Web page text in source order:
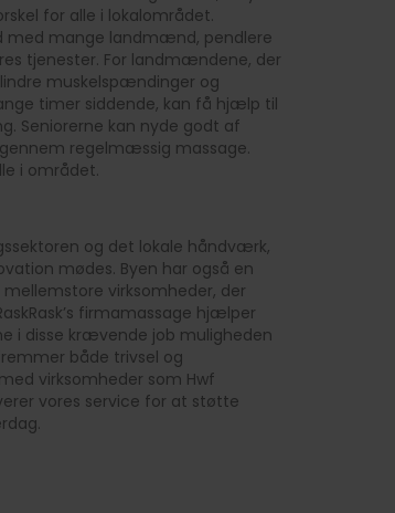
for alle i lokalområdet.
med mange landmænd, pendlere
tjenester. For landmændene, der
muskelspændinger og
timer siddende, kan få hjælp til
Seniorerne kan nyde godt af
regelmæssig massage.
i området.
og det lokale håndværk,
mødes. Byen har også en
virksomheder, der
firmamassage hjælper
i disse krævende job muligheden
både trivsel og
virksomheder som Hwf
vores service for at støtte